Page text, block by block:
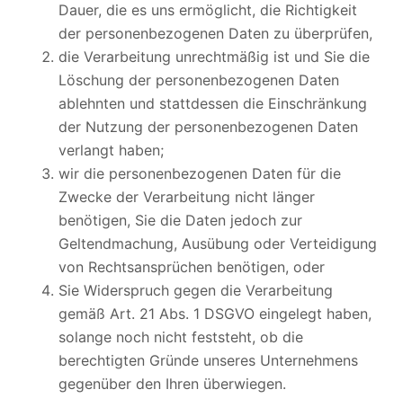
Dauer, die es uns ermöglicht, die Richtigkeit
der personenbezogenen Daten zu überprüfen,
die Verarbeitung unrechtmäßig ist und Sie die
Löschung der personenbezogenen Daten
ablehnten und stattdessen die Einschränkung
der Nutzung der personenbezogenen Daten
verlangt haben;
wir die personenbezogenen Daten für die
Zwecke der Verarbeitung nicht länger
benötigen, Sie die Daten jedoch zur
Geltendmachung, Ausübung oder Verteidigung
von Rechtsansprüchen benötigen, oder
Sie Widerspruch gegen die Verarbeitung
gemäß Art. 21 Abs. 1 DSGVO eingelegt haben,
solange noch nicht feststeht, ob die
berechtigten Gründe unseres Unternehmens
gegenüber den Ihren überwiegen.